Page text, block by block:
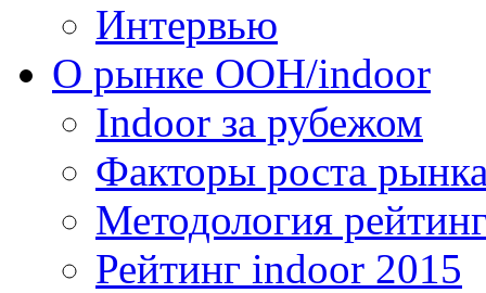
Интервью
О рынке OOH/indoor
Indoor за рубежом
Факторы роста
Методология
Рейтинг indoor 2015